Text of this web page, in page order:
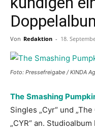
Von Redaktion - 18.
Foto: Pressefreigabe / KINDA
The Smashing
Singles „Cyr“ und
„CYR“ an.